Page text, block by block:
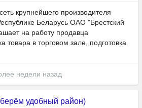
крупнейшего производителя
Беларусь ОАО "Брестский
на работу продавца
товара в торговом зале, подготовка
недели назад
удобный район)